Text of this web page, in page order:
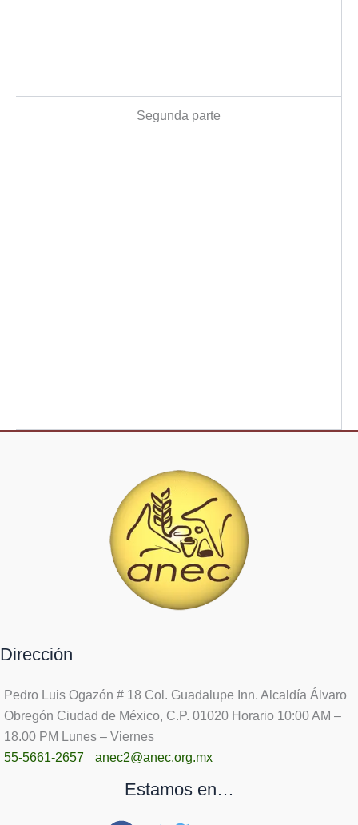
Segunda parte
Dirección
Pedro Luis Ogazón # 18 Col. Guadalupe Inn. Alcaldía Álvaro
Obregón Ciudad de México, C.P. 01020 Horario 10:00 AM –
18.00 PM Lunes – Viernes
55-5661-2657
anec2@anec.org.mx
Estamos en…